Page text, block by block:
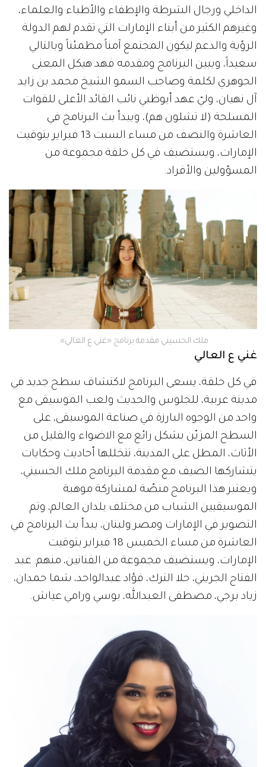
الداخلي ورجال الشرطة والإطفاء والأطباء والعلماء،
وغيرهم الكثير من أبناء الإمارات التي تقدم لهم الدولة
الرؤية والدعم ليكون المجتمع آمناً مطمئناً وبالتالي
سعيداً، ويبين البرنامج ومقدمه فهد هيكل المعنى
الجوهري لكلمة وصاحب السمو الشيخ محمد بن زايد
آل نهيان، وليّ عهد أبوظبي نائب القائد الأعلى للقوات
المسلحة (لا تشلون هم)، ويبدأ بث البرنامج في
العاشرة والنصف من مساء السبت 13 فبراير بتوقيت
الإمارات، ويستضيف في كل حلقة مجموعة من
المسؤولين والأفراد.
ملك الحسيني مقدمة برنامج «غني ع العالي».
غني ع العالي
في كل حلقة، يسعى البرنامج لاكتشاف سطح جديد في
مدينة عربية، للجلوس والحديث ولعب الموسيقى مع
واحد من الوجوه البارزة في صناعة الموسيقى، على
السطح المزيّن بشكل رائع مع الاضواء والقليل من
الأثاث، المطل على المدينة، تتخللها أحاديث وحكايات
يتشاركها الضيف مع مقدمة البرنامج ملك الحسيني،
ويعتبر هذا البرنامج منصّة لمشاركة موهبة
الموسيقيين الشباب من مختلف بلدان العالم، وتم
التصوير في الإمارات ومصر ولبنان، يبدأ بث البرنامج في
العاشرة من مساء الخميس 18 فبراير بتوقيت
الإمارات، ويستضيف مجموعة من الفنانين، منهم: عبد
الفتاح الجريني، حلا الترك، فؤاد عبدالواحد، شما حمدان،
زياد برجي، مصطفى العبدالله، بوسي ورامي عياش.